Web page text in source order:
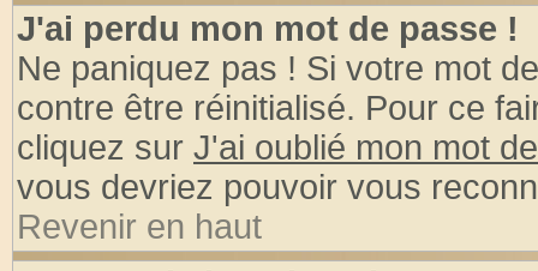
J'ai perdu mon mot de passe !
Ne paniquez pas ! Si votre mot
contre être réinitialisé. Pour ce
cliquez sur J'ai oublié mon mot
vous devriez pouvoir vous
Revenir en haut